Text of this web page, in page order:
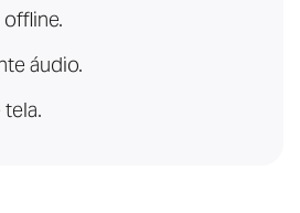
áudio.
tela.